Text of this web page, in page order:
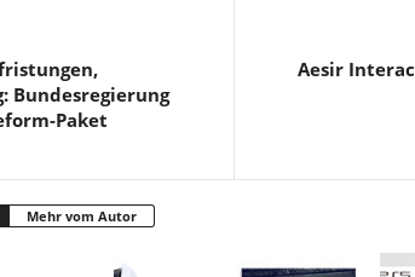
Bundesregierung
Paket
Aesir
Mehr vom Autor